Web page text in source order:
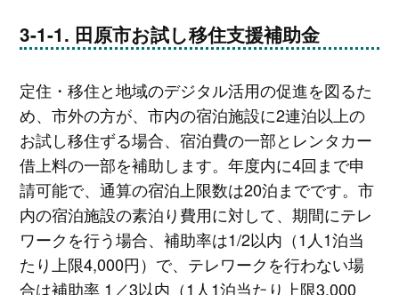
田原市お試し移住支援補助金
定住・移住と地域のデジタル活用の促進を図るた
め、市外の方が、市内の宿泊施設に2連泊以上の
お試し移住ずる場合、宿泊費の一部とレンタカー
借上料の一部を補助します。年度内に4回まで申
請可能で、通算の宿泊上限数は20泊までです。市
内の宿泊施設の素泊り費用に対して、期間にテレ
ワークを行う場合、補助率は1/2以内（1人1泊当
たり上限4,000円）で、テレワークを行わない場
合は補助率 1／3以内（1人1泊当たり上限3,000